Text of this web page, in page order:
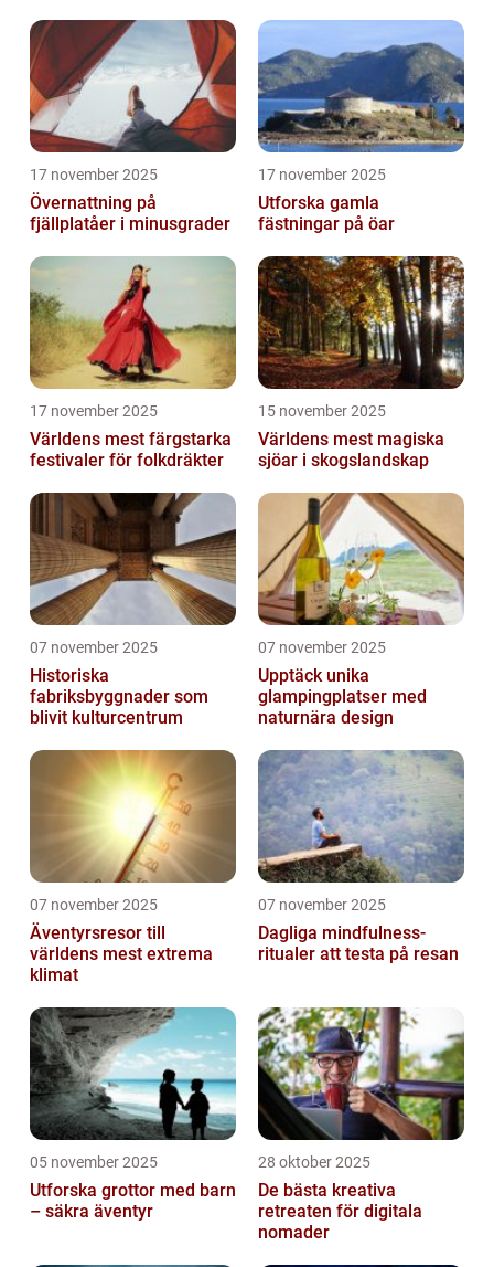
17 november 2025
Övernattning på
fjällplatåer i minusgrader
17 november 2025
Utforska gamla
fästningar på öar
17 november 2025
Världens mest färgstarka
festivaler för folkdräkter
15 november 2025
Världens mest magiska
sjöar i skogslandskap
07 november 2025
Historiska
fabriksbyggnader som
blivit kulturcentrum
07 november 2025
Upptäck unika
glampingplatser med
naturnära design
07 november 2025
Äventyrsresor till
världens mest extrema
klimat
07 november 2025
Dagliga mindfulness-
ritualer att testa på resan
05 november 2025
Utforska grottor med barn
– säkra äventyr
28 oktober 2025
De bästa kreativa
retreaten för digitala
nomader